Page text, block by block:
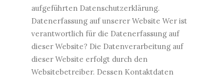
aufgeführten Datenschutzerklärung.
Datenerfassung auf unserer Website Wer ist
verantwortlich für die Datenerfassung auf
dieser Website? Die Datenverarbeitung auf
dieser Website erfolgt durch den
Websitebetreiber. Dessen Kontaktdaten